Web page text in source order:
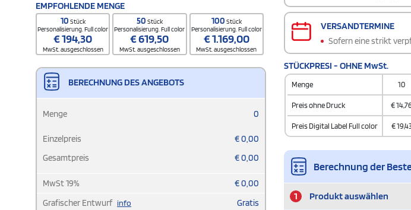
EMPFOHLENDE MENGE
10 Stück
Personalisierung. Full color
€194,30
MwSt. ausgeschlossen
50 Stück
Personalisierung. Full color
€619,50
MwSt. ausgeschlossen
100 Stück
Personalisierung. Full color
€1.169,00
MwSt. ausgeschlossen
BERECHNUNG DES ANGEBOTS
Menge 0
Einzelpreis €0,00
Gesamtpreis
€0,00
MwSt19% €0,00
Grafischer Entwurf info Gratis
VERSANDTERMINE
Sofern eine strikt
STÜCKPRESI - OHNE MwSt.
Menge 10
Preis ohne Druck €
Preis Digital Label Full color €
Berechnung der
1 Produkt auswählen